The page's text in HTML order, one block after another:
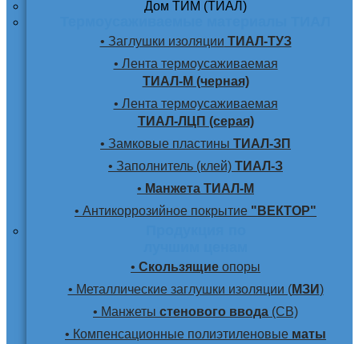
• Заглушки изоляции ТИАЛ-ТУЗ
• Лента термоусаживаемая
ТИАЛ-М (черная)
• Лента термоусаживаемая
ТИАЛ-ЛЦП (серая)
• Замковые пластины ТИАЛ-ЗП
• Заполнитель (клей) ТИАЛ-З
• Манжета ТИАЛ-М
• Антикоррозийное покрытие "ВЕКТОР"
• Скользящие опоры
• Металлические заглушки изоляции (МЗИ)
• Манжеты стенового ввода (СВ)
• Компенсационные полиэтиленовые маты